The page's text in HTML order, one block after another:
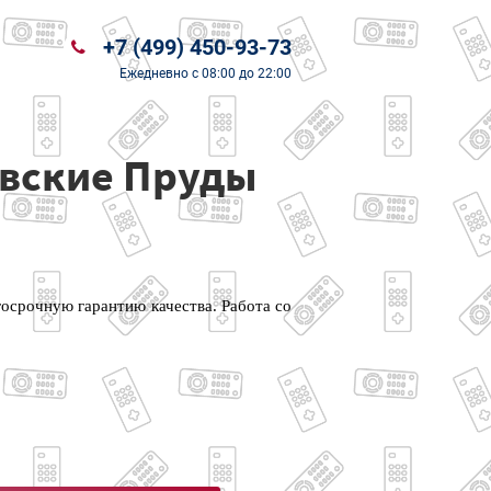
+7 (499) 450-93-73
Ежедневно с 08:00 до 22:00
Пруды
гарантию качества. Работа со